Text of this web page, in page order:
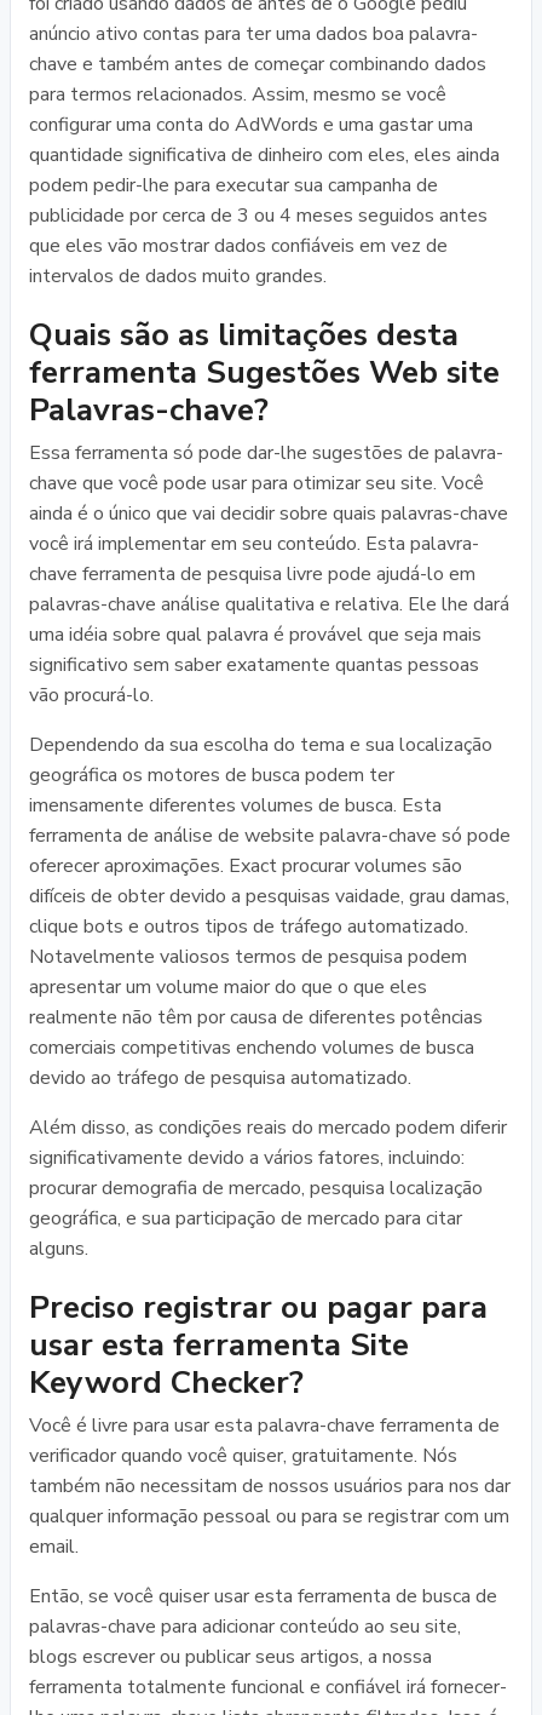
anúncio ativo contas para ter uma dados boa palavra-
chave e também antes de começar combinando dados
para termos relacionados. Assim, mesmo se você
configurar uma conta do AdWords e uma gastar uma
quantidade significativa de dinheiro com eles, eles ainda
podem pedir-lhe para executar sua campanha de
publicidade por cerca de 3 ou 4 meses seguidos antes
que eles vão mostrar dados confiáveis ​​em vez de
intervalos de dados muito grandes.
Quais são as limitações desta
ferramenta Sugestões Web site
Palavras-chave?
Essa ferramenta só pode dar-lhe sugestões de palavra-
chave que você pode usar para otimizar seu site. Você
ainda é o único que vai decidir sobre quais palavras-chave
você irá implementar em seu conteúdo. Esta palavra-
chave ferramenta de pesquisa livre pode ajudá-lo em
palavras-chave análise qualitativa e relativa. Ele lhe dará
uma idéia sobre qual palavra é provável que seja mais
significativo sem saber exatamente quantas pessoas
vão procurá-lo.
Dependendo da sua escolha do tema e sua localização
geográfica os motores de busca podem ter
imensamente diferentes volumes de busca. Esta
ferramenta de análise de website palavra-chave só pode
oferecer aproximações. Exact procurar volumes são
difíceis de obter devido a pesquisas vaidade, grau damas,
clique bots e outros tipos de tráfego automatizado.
Notavelmente valiosos termos de pesquisa podem
apresentar um volume maior do que o que eles
realmente não têm por causa de diferentes potências
comerciais competitivas enchendo volumes de busca
devido ao tráfego de pesquisa automatizado.
Além disso, as condições reais do mercado podem diferir
significativamente devido a vários fatores, incluindo:
procurar demografia de mercado, pesquisa localização
geográfica, e sua participação de mercado para citar
alguns.
Preciso registrar ou pagar para
usar esta ferramenta Site
Keyword Checker?
Você é livre para usar esta palavra-chave ferramenta de
verificador quando você quiser, gratuitamente. Nós
também não necessitam de nossos usuários para nos dar
qualquer informação pessoal ou para se registrar com um
email.
Então, se você quiser usar esta ferramenta de busca de
palavras-chave para adicionar conteúdo ao seu site,
blogs escrever ou publicar seus artigos, a nossa
ferramenta totalmente funcional e confiável irá fornecer-